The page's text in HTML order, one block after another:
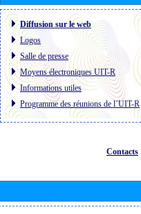
Diffusion sur le web
Logos
Salle de presse
Moyens électroniques UIT-R
Informations utiles
Programme des réunions de l´UIT-R
Contacts